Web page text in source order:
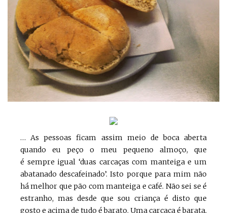
… As pessoas ficam assim meio de boca aberta
quando eu peço o meu pequeno almoço, que
é sempre igual ‘duas carcaças com manteiga e um
abatanado descafeinado’. Isto porque para mim não
há melhor que pão com manteiga e café. Não sei se é
estranho, mas desde que sou criança é disto que
gosto e acima de tudo é barato. Uma carcaça é barata,